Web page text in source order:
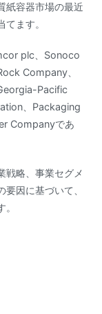
紙容器市場の最近
ます。
plc、Sonoco
Company、
Pacific
、Packaging
Companyであ
戦略、事業セグメ
因に基づいて、